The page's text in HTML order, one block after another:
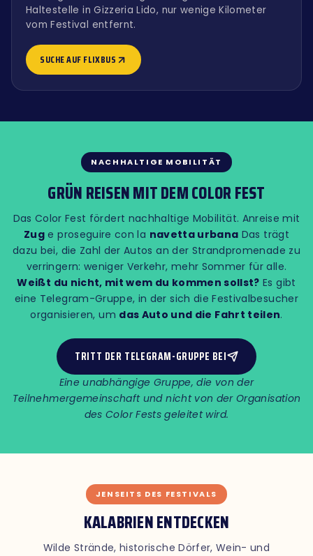
Haltestelle in Gizzeria Lido, nur wenige Kilometer
vom Festival entfernt.
SUCHE AUF FLIXBUS
NACHHALTIGE MOBILITÄT
GRÜN REISEN MIT DEM COLOR FEST
Das Color Fest fördert nachhaltige Mobilität. Anreise mit
Zug e proseguire con la navetta urbana Das trägt
dazu bei, die Zahl der Autos an der Strandpromenade zu
verringern: weniger Verkehr, mehr Sommer für alle.
Weißt du nicht, mit wem du kommen sollst? Es gibt
eine Telegram-Gruppe, in der sich die Festivalbesucher
organisieren, um das Auto und die Fahrt teilen.
TRITT DER TELEGRAM-GRUPPE BEI
Eine unabhängige Gruppe, die von der
Teilnehmergemeinschaft und nicht von der Organisation
des Color Fests geleitet wird.
JENSEITS DES FESTIVALS
KALABRIEN ENTDECKEN
Wilde Strände, historische Dörfer, Wein- und